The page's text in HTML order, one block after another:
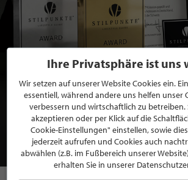
BEWERBEN SIE SICH FÜR
MITGLIEDSCHAFT BEI
JETZT GRATIS BEWERBEN
Ihre Privatsphäre ist uns
Wir setzen auf unserer Website Cookies ein.
essentiell, während andere uns helfen unser
verbessern und wirtschaftlich zu betreiben.
akzeptieren oder per Klick auf die
Cookie-Einstellungen" einstellen, sowie
jederzeit aufrufen und Cookies auch
abwählen (z.B. im Fußbereich unserer
erhalten Sie in unserer